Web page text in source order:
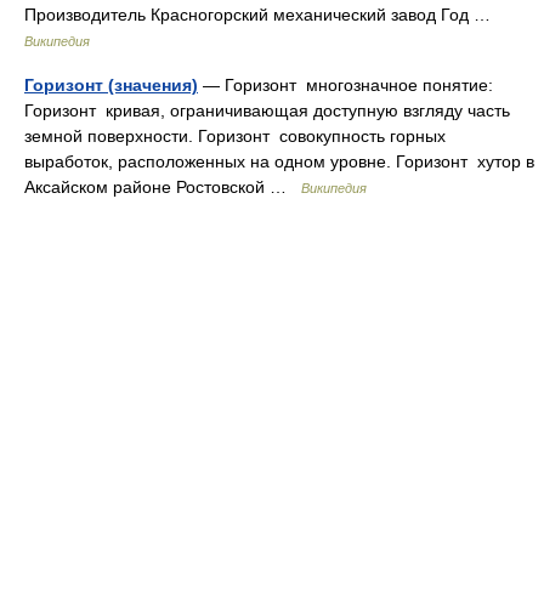
Производитель Красногорский механический завод Год …
Википедия
Горизонт (значения) — Горизонт многозначное понятие:
Горизонт кривая, ограничивающая доступную взгляду часть
земной поверхности. Горизонт совокупность горных
выработок, расположенных на одном уровне. Горизонт хутор в
Аксайском районе Ростовской …
Википедия